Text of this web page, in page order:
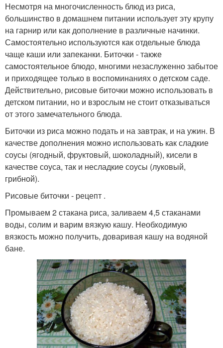
Несмотря на многочисленность блюд из риса,
большинство в домашнем питании использует эту крупу
на гарнир или как дополнение в различные начинки.
Самостоятельно используются как отдельные блюда
чаще каши или запеканки. Биточки - также
самостоятельное блюдо, многими незаслуженно забытое
и приходящее только в воспоминаниях о детском саде.
Действительно, рисовые биточки можно использовать в
детском питании, но и взрослым не стоит отказываться
от этого замечательного блюда.
Биточки из риса можно подать и на завтрак, и на ужин. В
качестве дополнения можно использовать как сладкие
соусы (ягодный, фруктовый, шоколадный), кисели в
качестве соуса, так и несладкие соусы (луковый,
грибной).
Рисовые биточки - рецепт .
Промываем 2 стакана риса, заливаем 4,5 стаканами
воды, солим и варим вязкую кашу. Необходимую
вязкость можно получить, доваривая кашу на водяной
бане.